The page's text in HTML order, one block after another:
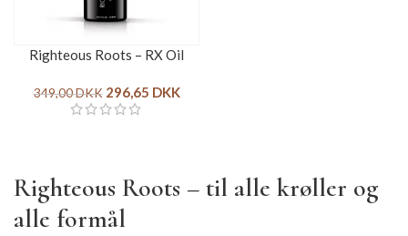
Righteous Roots – RX Oil
349,00DKK 296,65 DKK
Righteous Roots – til alle krøller og
alle formål